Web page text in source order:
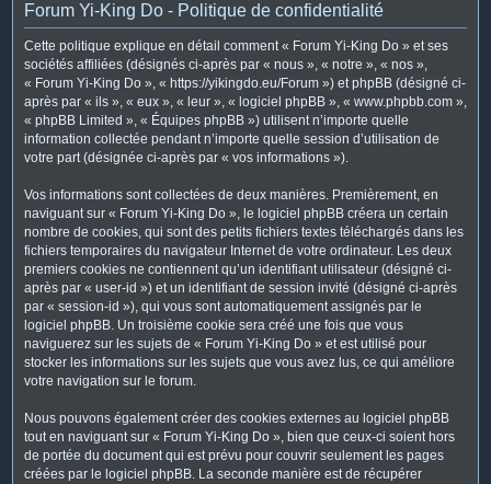
Forum Yi-King Do - Politique de confidentialité
Cette politique explique en détail comment « Forum Yi-King Do » et ses
sociétés affiliées (désignés ci-après par « nous », « notre », « nos »,
« Forum Yi-King Do », « https://yikingdo.eu/Forum ») et phpBB (désigné ci-
après par « ils », « eux », « leur », « logiciel phpBB », « www.phpbb.com »,
« phpBB Limited », « Équipes phpBB ») utilisent n’importe quelle
information collectée pendant n’importe quelle session d’utilisation de
votre part (désignée ci-après par « vos informations »).
Vos informations sont collectées de deux manières. Premièrement, en
naviguant sur « Forum Yi-King Do », le logiciel phpBB créera un certain
nombre de cookies, qui sont des petits fichiers textes téléchargés dans les
fichiers temporaires du navigateur Internet de votre ordinateur. Les deux
premiers cookies ne contiennent qu’un identifiant utilisateur (désigné ci-
après par « user-id ») et un identifiant de session invité (désigné ci-après
par « session-id »), qui vous sont automatiquement assignés par le
logiciel phpBB. Un troisième cookie sera créé une fois que vous
naviguerez sur les sujets de « Forum Yi-King Do » et est utilisé pour
stocker les informations sur les sujets que vous avez lus, ce qui améliore
votre navigation sur le forum.
Nous pouvons également créer des cookies externes au logiciel phpBB
tout en naviguant sur « Forum Yi-King Do », bien que ceux-ci soient hors
de portée du document qui est prévu pour couvrir seulement les pages
créées par le logiciel phpBB. La seconde manière est de récupérer